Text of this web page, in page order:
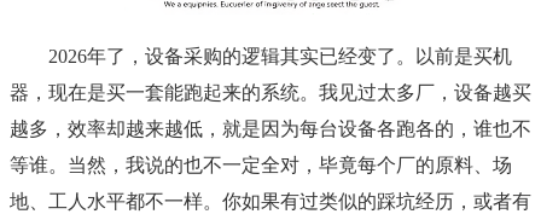
2026年了，设备采购的逻辑其实已经变了。以前是买机
器，现在是买一套能跑起来的系统。我见过太多厂，设备越买
越多，效率却越来越低，就是因为每台设备各跑各的，谁也不
等谁。当然，我说的也不一定全对，毕竟每个厂的原料、场
地、工人水平都不一样。你如果有过类似的踩坑经历，或者有